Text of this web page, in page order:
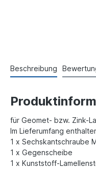
Beschreibung
für Geomet- bzw. Zink-
Im Lieferumfang
1 x Sechskantschraube
1 x Gegenscheibe
1 x Kunststoff-